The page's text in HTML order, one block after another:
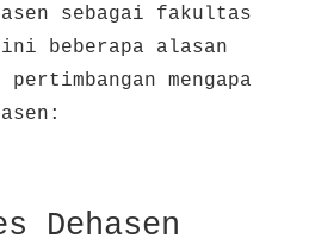
sebagai fakultas
beberapa alasan
mengapa
Dehasen